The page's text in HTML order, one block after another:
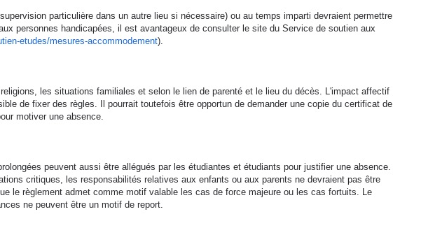
particulière dans un autre lieu si nécessaire) ou au temps imparti devraient permettre
personnes handicapées, il est avantageux de consulter le site du Service de soutien aux
etudes/mesures-accommodement).
les situations familiales et selon le lien de parenté et le lieu du décès. L'impact affectif
de fixer des règles. Il pourrait toutefois être opportun de demander une copie du certificat de
motiver une absence.
peuvent aussi être allégués par les étudiantes et étudiants pour justifier une absence.
critiques, les responsabilités relatives aux enfants ou aux parents ne devraient pas être
le règlement admet comme motif valable les cas de force majeure ou les cas fortuits. Le
ne peuvent être un motif de report.